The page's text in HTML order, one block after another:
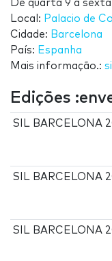
De quarta 9 a sexta
Local: Palacio de
Cidade: Barcelona
País: Espanha
Mais informação.:
Edições
SIL BARCELONA
SIL BARCELONA
SIL BARCELONA